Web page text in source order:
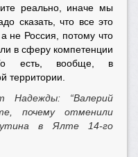
реально, иначе мы
сказать, что все это
не Россия, потому что
в сферу компетенции
То есть, вообще, в
территории.
Надежды: “Валерий
почему отменили
в Ялте 14-го